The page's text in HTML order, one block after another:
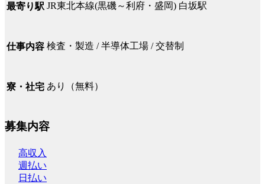
最寄り駅 JR東北本線(黒磯～利府・盛岡) 白坂駅
仕事内容 検査・製造 / 半導体工場 / 交替制
寮・社宅 あり（無料）
募集内容
高収入
週払い
日払い